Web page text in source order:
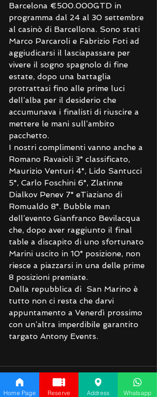
Barcelona €500.000GTD in
programma dal 24 al 30 settembre
al casinò di Barcellona. Sono stati
Marco Parcaroli e Fabrizio Foti ad
aggiudicarsi il lasciapassare per
vivere il sogno spagnolo di fine
estate, dopo una battaglia
protrattasi fino alle prime luci
dell’alba per il desiderio che
accumunava i finalisti di riuscire a
mettere le mani sull’ambito
pacchetto.
I nostri complimenti vanno anche a
Romano Ravaioli 3° classificato,
Maurizio Venturi 4°, Lido Santucci
5°, Carlo Foschini 6°, Zlatinne
Dialkov Penev 7° eTiaziano di
Romualdo 8°. Bubble man
dell’evento Gianfranco Bevilacqua
che, dopo aver raggiunto il final
table a discapito di uno sfortunato
Marini uscito in 10° posizione, non
riesce a piazzarsi in una delle prime
8 posizioni premiate.
Dalla repubblica di  San Marino è
tutto non ci resta che darvi
appuntamento a Venerdì prossimo
con un’altra imperdibile garantito
targato Antony Events.
Home Page Reserve Address Whatsapp